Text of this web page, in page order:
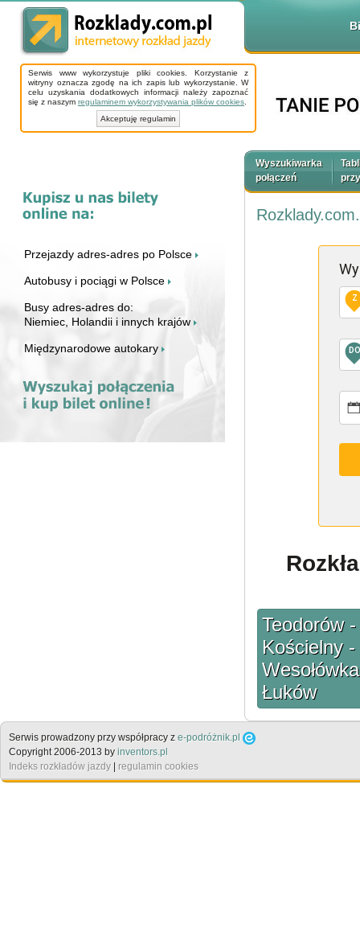
Serwis www wykorzystuje pliki cookies. Korzystanie z
witryny oznacza zgodę na ich zapis lub wykorzystanie. W
celu uzyskania dodatkowych informacji należy zapoznać
się z naszym regulaminem wykorzystywania plików cookies
Akceptuję regulamin
Przejazdy adres-adres po Polsce
Autobusy i pociągi w Polsce
Busy adres-adres do:
Niemiec, Holandii i innych krajów
Międzynarodowe autokary
Wyszukiwarka
połączeń
Z
DO
Teodorów
Kościelny
Łuków
Serwis prowadzony przy współpracy z e-podróżnik.pl
Copyright 2006-2013 by inventors.pl
Indeks rozkładów jazdy | regulamin cookies